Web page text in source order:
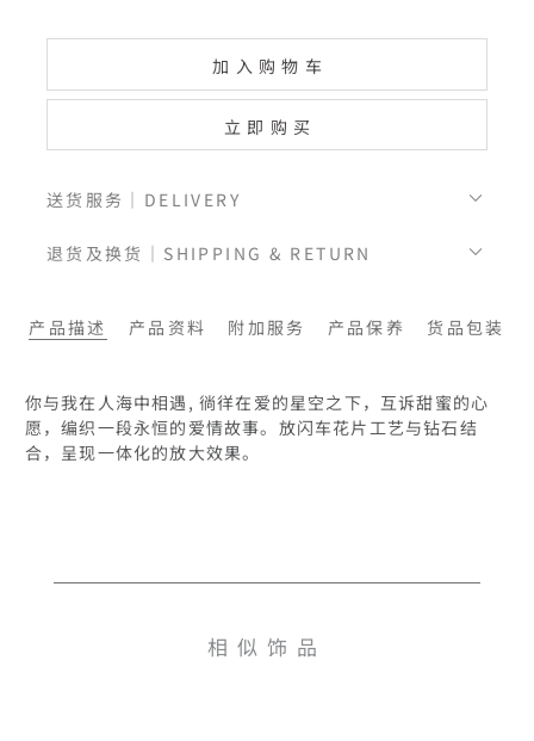
加入购物车
立即购买
送货服务｜DELIVERY
退货及换货｜SHIPPING & RETURN
产品描述 产品资料 附加服务 产品保养 货品包装
你与我在人海中相遇, 徜徉在爱的星空之下，互诉甜蜜的心
愿，编织一段永恒的爱情故事。放闪车花片工艺与钻石结
相似饰品